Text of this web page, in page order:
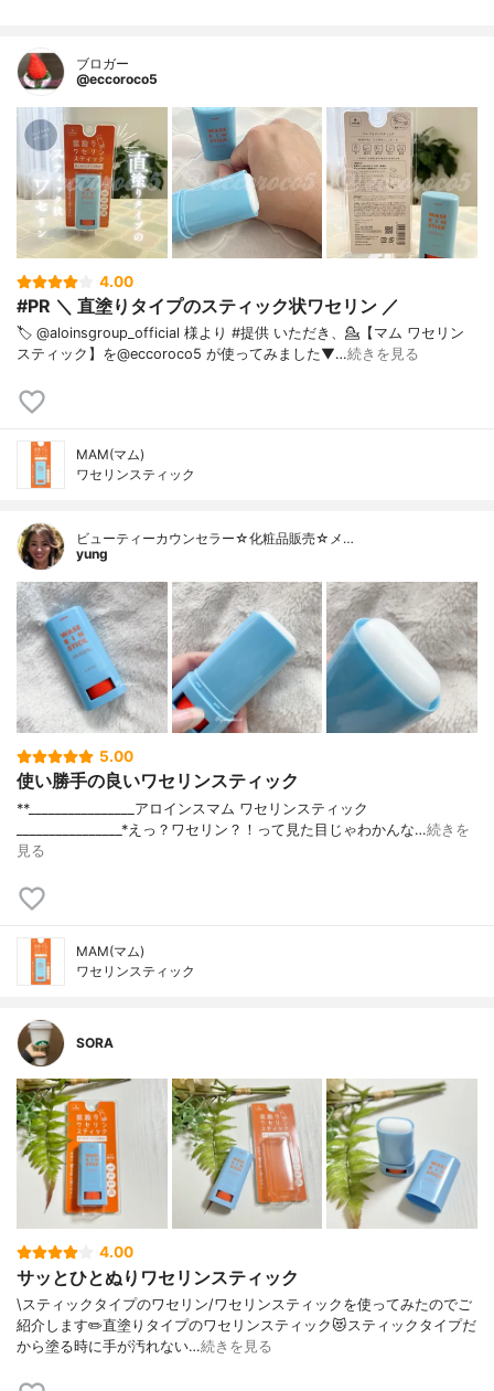
ブロガー
@eccoroco5
4.00
#PR ＼ 直塗りタイプのスティック状ワセリン ／
🏷️ @aloinsgroup_official 様より #提供 いただき、⁡💁【マム ワセリン
スティック】を@eccoroco5 が使ってみました⁡⁡⁡⁡▼⁡…続きを見る
MAM(マム)
ワセリンスティック
ビューティーカウンセラー☆化粧品販売☆メ…
yung
5.00
使い勝手の良いワセリンスティック
**⁡________________⁡アロインス⁡マム ワセリンスティック
⁡________________⁡⁡⁡⁡*えっ？ワセリン？！って見た目じゃわかんな…続きを
見る
MAM(マム)
ワセリンスティック
SORA
4.00
サッとひとぬりワセリンスティック
\スティックタイプのワセリン/⁡ワセリンスティックを使ってみたのでご
紹介します✏️⁡直塗りタイプのワセリンスティック😻スティックタイプだ
から塗る時に手が汚れない…続きを見る